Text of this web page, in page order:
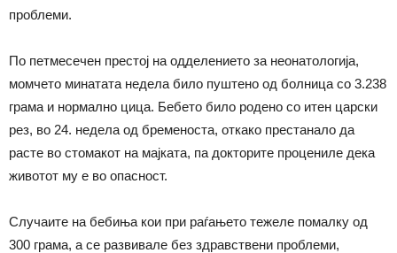
проблеми.
По петмесечен престој на одделението за неонатологија,
момчето минатата недела било пуштено од болница со 3.238
грама и нормално цица. Бебето било родено со итен царски
рез, во 24. недела од бременоста, откако престанало да
расте во стомакот на мајката, па докторите процениле дека
животот му е во опасност.
Случаите на бебиња кои при раѓањето тежеле помалку од
300 грама, а се развивале без здравствени проблеми,